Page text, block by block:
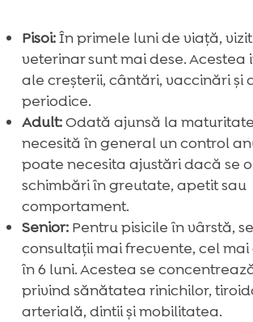
Pisoi:În primele luni de viață,
veterinar sunt mai dese.
ale creșterii, cântări, vaccinări și
periodice.
Adult:Odată ajunsă la
necesită în general un control
poate necesita ajustări dacă se
schimbări în greutate, apetit sau
comportament.
Senior:Pentru pisicile în vârstă,
consultații mai frecvente, cel mai
în 6 luni. Acestea se
privind sănătatea rinichilor,
arterială, dintii și mobilitatea.